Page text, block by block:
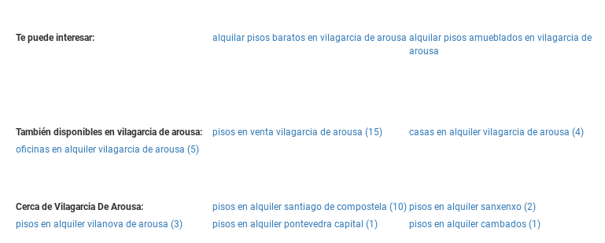
Te puede interesar: alquilar pisos baratos en vilagarcia de arousa alquilar pisos amueblados en vilagarcia de
arousa
También disponibles en vilagarcia de arousa: pisos en venta vilagarcia de arousa (15) casas en alquiler vilagarcia de arousa (4)
oficinas en alquiler vilagarcia de arousa (5)
Cerca de Vilagarcia De Arousa: pisos en alquiler santiago de compostela (10) pisos en alquiler sanxenxo (2)
pisos en alquiler vilanova de arousa (3)
pisos en alquiler pontevedra capital (1) pisos en alquiler cambados (1)